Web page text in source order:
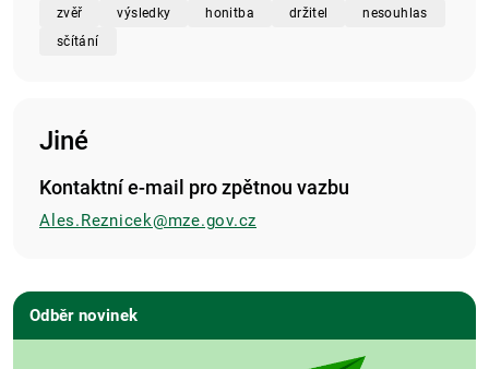
zvěř výsledky honitba držitel
nesouhlas
sčítání
Jiné
Kontaktní e-mail pro zpětnou vazbu
Ales.Reznicek@mze.gov.cz
Odběr novinek